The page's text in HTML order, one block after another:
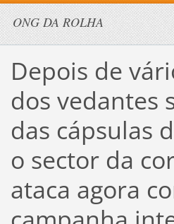
ONG DA ROLHA
Depois de
dos vedantes
das cápsulas
o sector da
ataca agora